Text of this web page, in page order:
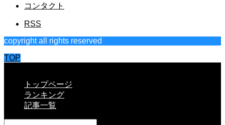
コンタクト
RSS
copyright all rights reserved
TOP
トップページ
ランキング
記事一覧